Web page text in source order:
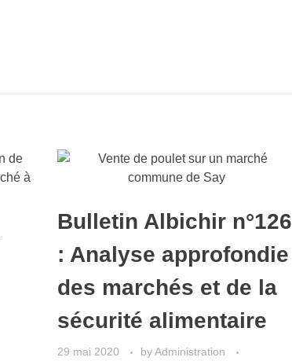
Bulletin Albichir n°126
: Analyse approfondie
des marchés et de la
sécurité alimentaire
29 mai 2020 by Administration